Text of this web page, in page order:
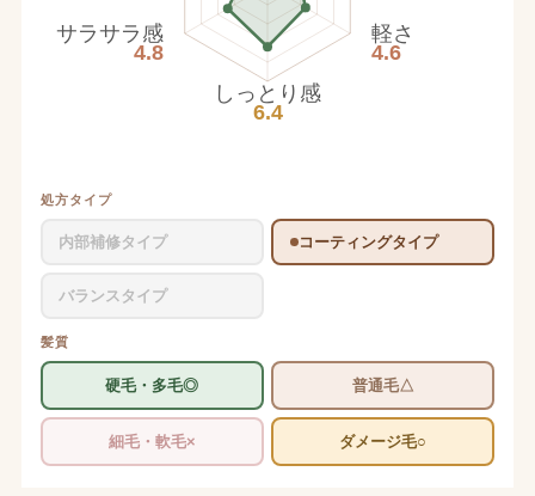
軽さ
4.6
しっとり感
6.4
サラサラ感
4.8
処方タイプ
内部補修タイプ コーティングタイプ
バランスタイプ
髪質
硬毛・多毛◎ 普通毛△
細毛・軟毛× ダメージ毛○